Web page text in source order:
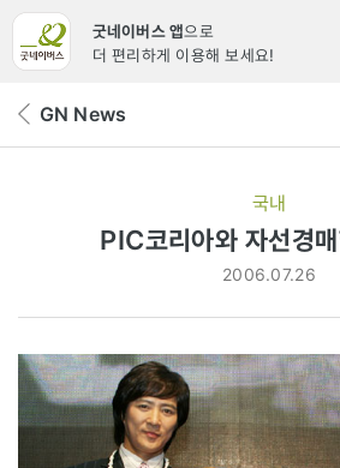
굿네이버스 앱으로
더 편리하게 이용해 보세요!
뒤 GN News
국내
PIC코리아와 자선경
2006.07.26